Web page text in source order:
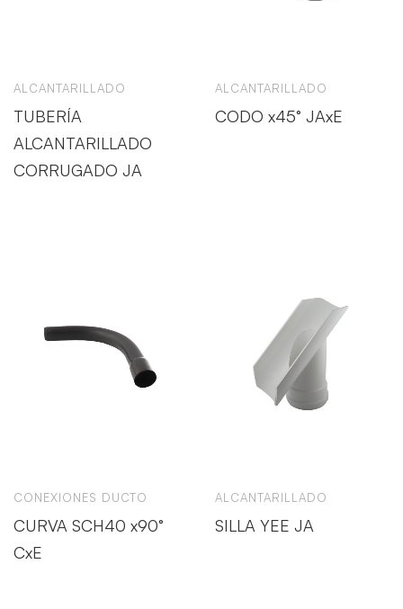
ALCANTARILLADO
TUBERÍA
ALCANTARILLADO
CORRUGADO JA
ALCANTARILLADO
CODO x45° JAxE
CONEXIONES DUCTO
CURVA SCH40 x90°
CxE
ALCANTARILLADO
SILLA YEE JA